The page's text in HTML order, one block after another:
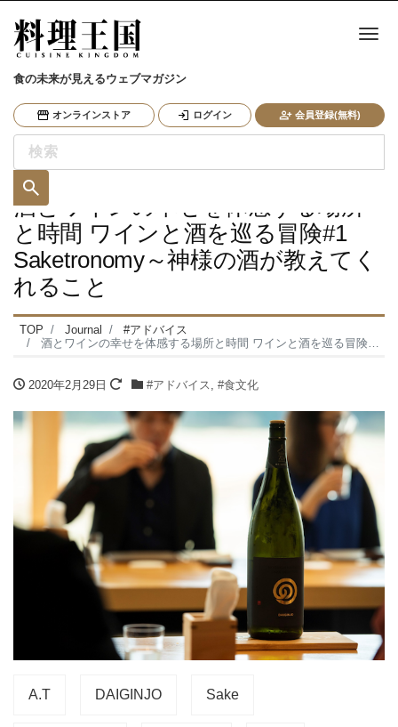
食の未来が見えるウェブマガジン
オンラインストア ログイン 会員登録(無料)
ナ
酒とワインの幸せを体感する場所
と時間 ワインと酒を巡る冒険#1
Saketronomy～神様の酒が教えてく
れること
TOP Journal
#アドバイス
酒とワインの幸せを体感する場所と時間 ワインと酒を巡る冒険#1 Saketronomy～神様の酒が教えてくれること
2020年2月29日 #アドバイス, #食文化
A.T DAIGINJO Sake